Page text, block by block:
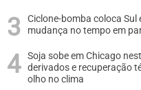
Ciclone-bomba coloca Sul
mudança no tempo em
Soja sobe em Chicago
derivados e recuperação
olho no clima